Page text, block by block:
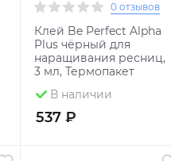
0 отзывов
Клей Be Perfect Alpha
Plus чёрный для
наращивания ресниц,
3 мл, Термопакет
В наличии
537 ₽